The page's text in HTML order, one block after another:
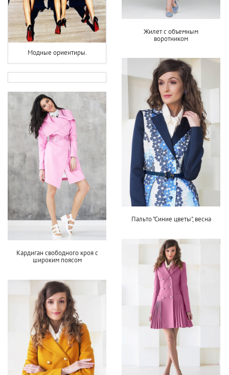
Жилет с объемным
воротником
Модные ориентиры.
Пальто "Синие цветы", весна
Кардиган свободного кроя с
широким поясом